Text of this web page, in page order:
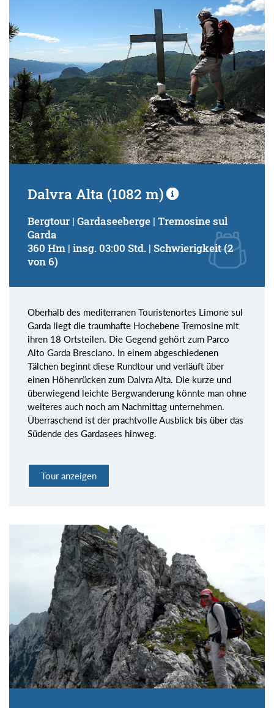
Dalvra Alta (1082 m)
Bergtour | Gardaseeberge | Tremosine sul
Garda
360 Hm | insg. 03:00 Std. | Schwierigkeit (2
von 6)
Oberhalb des mediterranen Touristenortes Limone sul
Garda liegt die traumhafte Hochebene Tremosine mit
ihren 18 Ortsteilen. Die Gegend gehört zum Parco
Alto Garda Bresciano. In einem abgeschiedenen
Tälchen beginnt diese Rundtour und verläuft über
einen Höhenrücken zum Dalvra Alta. Die kurze und
überwiegend leichte Bergwanderung könnte man ohne
weiteres auch noch am Nachmittag unternehmen.
Überraschend ist der prachtvolle Ausblick bis über das
Südende des Gardasees hinweg.
Tour anzeigen